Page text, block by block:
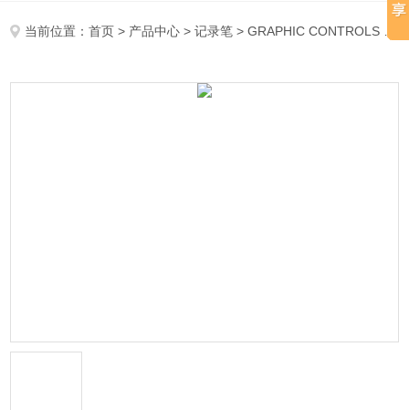
当前位置：首页 > 产品中心 >记录笔 >GRAPHIC CONTROLS